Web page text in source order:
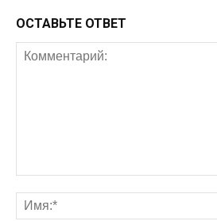
ОСТАВЬТЕ ОТВЕТ